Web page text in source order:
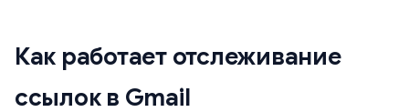
Как работает отслеживание
ссылок в Gmail